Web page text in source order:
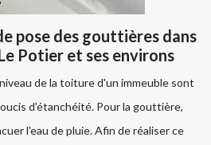
pose des gouttières dans
Potier et ses environs
de la toiture d'un immeuble sont
d'étanchéité. Pour la gouttière,
l'eau de pluie. Afin de réaliser ce